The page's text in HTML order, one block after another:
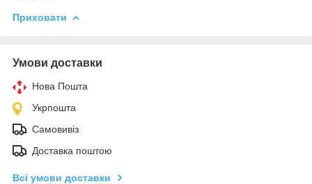
Приховати
Умови доставки
Нова Пошта
Укрпошта
Самовивіз
Доставка поштою
Всі умови доставки